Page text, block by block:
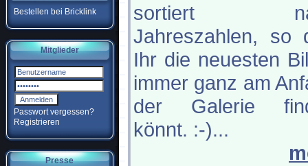
Bestellen bei Bricklink
Mitglieder
Passwort vergessen?
Registrieren
Presse
sortiert
Jahreszahlen, so
Ihr die neuesten
immer ganz am
der Galerie
könnt. :-)...